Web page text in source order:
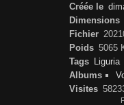
Créée le
Dimensions
Fichier
Poids 5065
Tags
Liguria
Albums
Visites